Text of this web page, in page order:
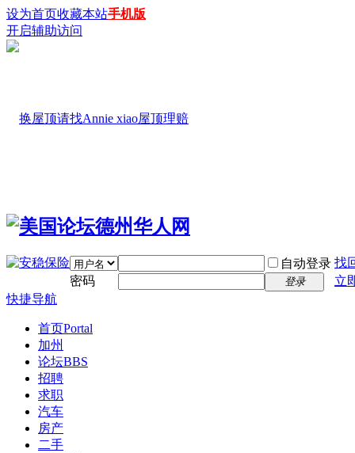
设为首页收藏本站手机版
开启辅助访问
自动登录 找
密码
登录
立
快捷导航
首页Portal
加州
论坛BBS
招聘
求职
汽车
房产
二手